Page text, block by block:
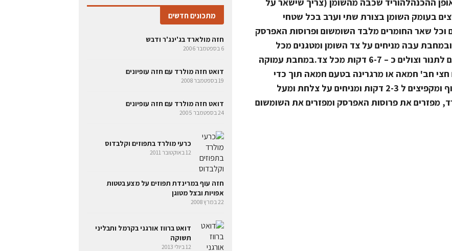
בעומק השומן בצורת שתי וערב בכל שטחי
במיץ תפוזים וכל שאר החומרים מלבד השומשום ופרוסות האפרסק
תנור ב – 200 מעלות, ובמחבת עבה מניחים על צד השומן ומטגנים מכל
הצדדים עד להשחמה, לאחר מכן מכניסים לתנור וצולים כ – 6-7 דקות מכל צד.במחבת עמוקה
חצי חב' חמאה או מרגרינה בטעם חמאה תוך כדי
מוסיפים 2 קוביות שום וכף אבקת מרק עוף ומקפיצים ל 2-3 דקות ומניחים על צלחת ומעל
מפזרים את פרוסות האפרסק ומפזרים את השומשום
מתכונים חדשים
חזה מולארד בג'ינג'ר ודבש
6 בספטמבר 2006
דואט חזה מולרד עם חזה עופיונים
19 בספטמבר 2008
דואט חזה מולרד עם חזה עופיונים
24 בספטמבר 2005
כרעי מולרד בתפוזים וקלבדוס
12 באוקטובר 2011
חזה עוף במרינדת תפוזים על מצע בטטות
אפויות ובצל מטוגן
22 במרץ 2008
דואט ברווז אורגני בקרמל ותבליני
תשוקה
12 ביולי 2013